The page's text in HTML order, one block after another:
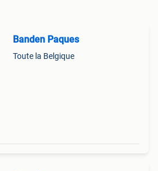
Banden Paques
Toute la Belgique